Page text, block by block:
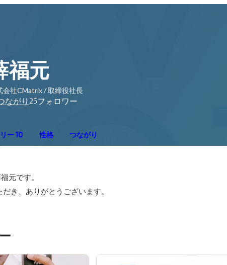
福元
会社CMatrix / 取締役社長
ながり 25フォロワー
ー 10 性格 つながり
元です。
き、ありがとうございます。